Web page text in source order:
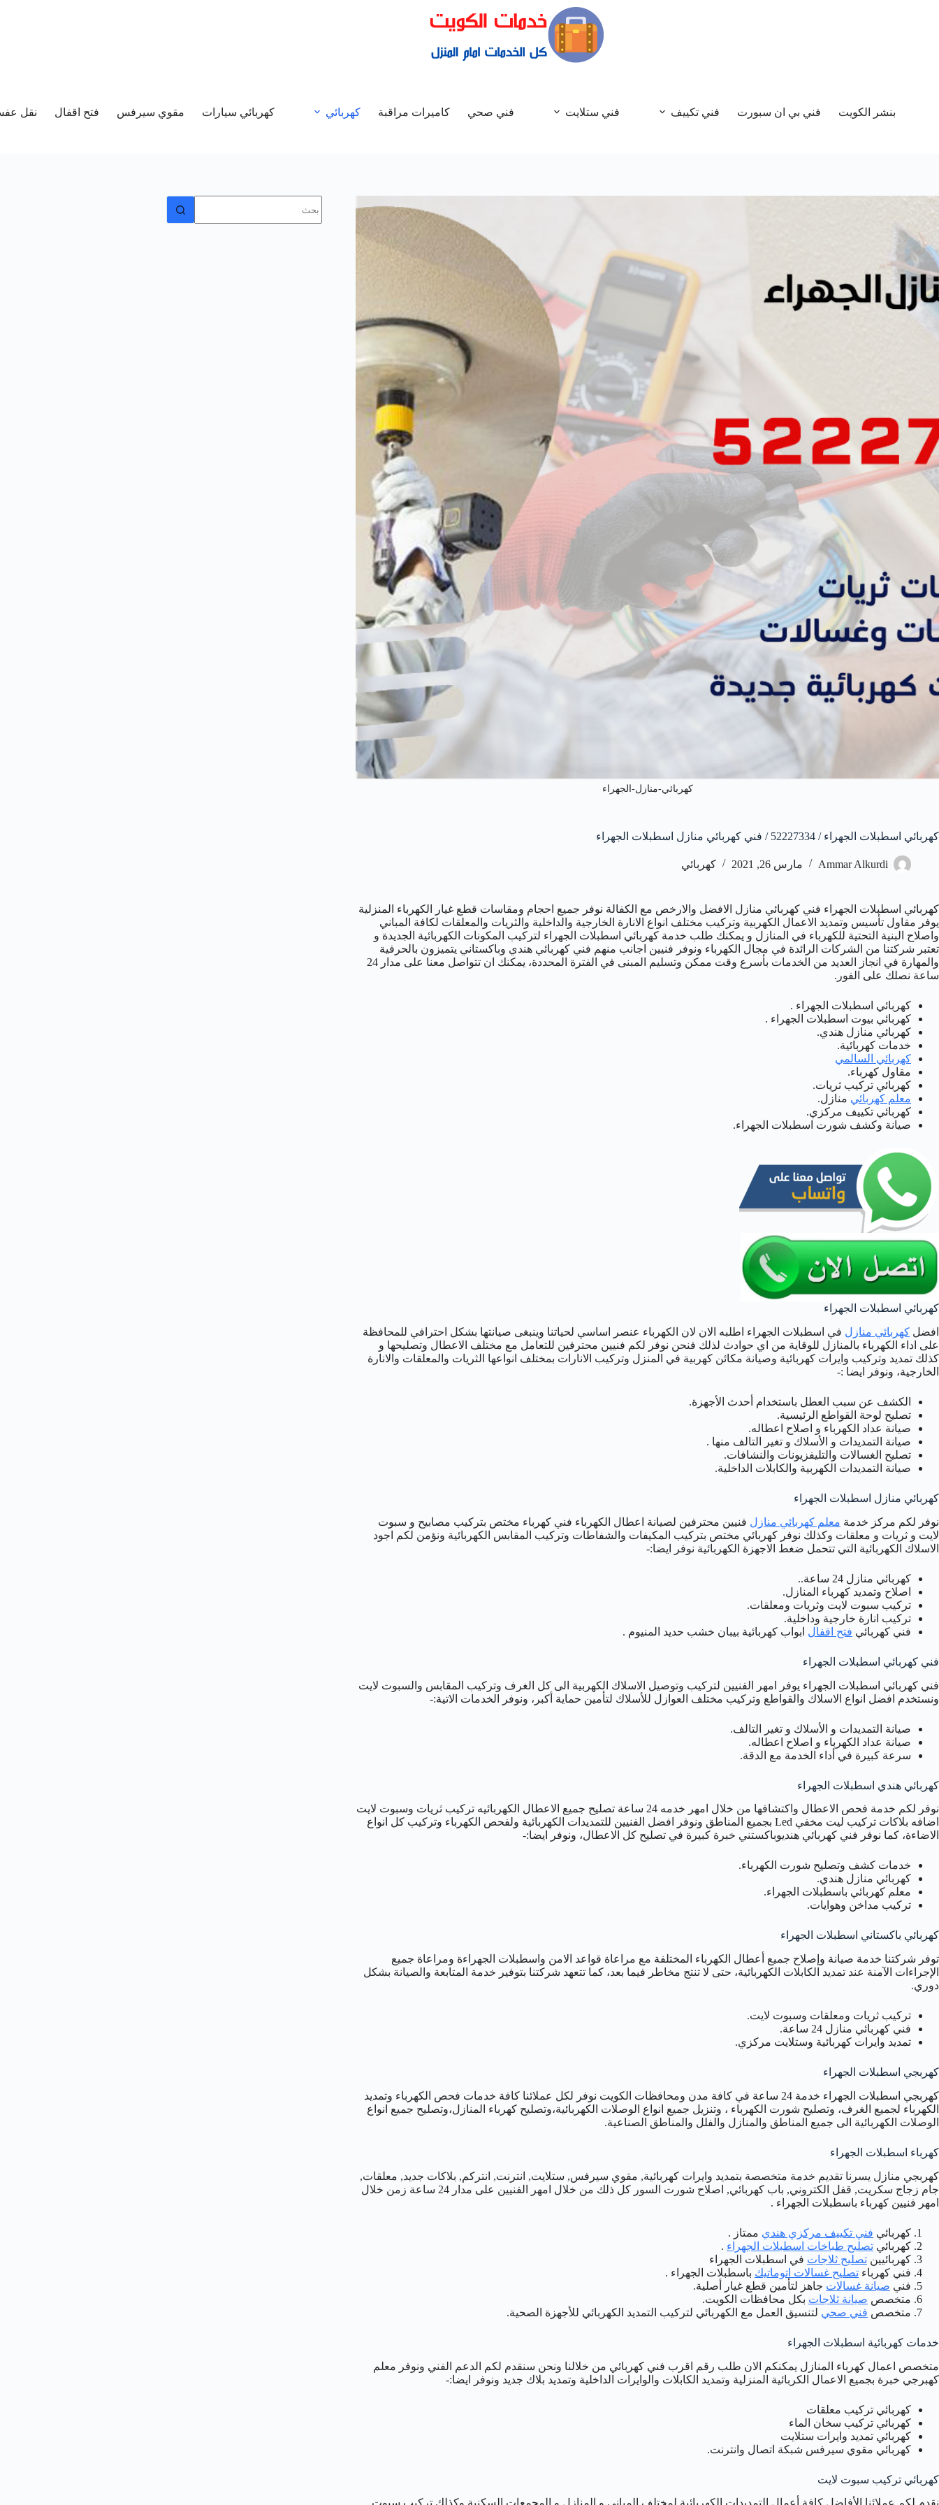
بنشر الكويت فني بي ان سبورت فني تكييف فني ستلايت فني صحي كاميرات مراقبة كهربائي كهربائي سيارات مقوي سيرفس فتح اقفال نقل
كهربائي-منازل-الجهراء
كهربائي اسطبلات الجهراء / 52227334 / فني كهربائي منازل اسطبلات الجهراء
Ammar Alkurdi مارس 26, 2021 كهربائي
كهربائي اسطبلات الجهراء فني كهربائي منازل الافضل والارخص مع الكفالة نوفر جميع احجام ومقاسات قطع غيار الكهرباء المنزلية
يوفر مقاول تأسيس وتمديد الاعمال الكهربية وتركيب مختلف انواع الانارة الخارجية والداخلية والثريات والمعلقات لكافة المباني
واصلاح البنية التحتية للكهرباء في المنازل و يمكنك طلب خدمة كهربائي اسطبلات الجهراء لتركيب المكونات الكهربائية الجديدة و
تعتبر شركتنا من الشركات الرائدة في مجال الكهرباء ونوفر فنيين اجانب منهم فني كهربائي هندي وباكستاني يتميزون بالحرفية
والمهارة في انجاز العديد من الخدمات بأسرع وقت ممكن وتسليم المبنى في الفترة المحددة، يمكنك ان تتواصل معنا على مدار 24
ساعة نصلك على الفور.
كهربائي اسطبلات الجهراء .
كهربائي بيوت اسطبلات الجهراء .
كهربائي منازل هندي.
خدمات كهربائية.
كهربائي السالمي
مقاول كهرباء.
كهربائي تركيب ثريات.
معلم كهربائي منازل.
كهربائي تكييف مركزي.
صيانة وكشف شورت اسطبلات الجهراء.
كهربائي اسطبلات الجهراء
افضل كهربائي منازل في اسطبلات الجهراء اطلبه الان لان الكهرباء عنصر اساسي لحياتنا وينبغى صيانتها بشكل احترافي للمحافظة
على اداء الكهرباء بالمنازل للوقاية من اي حوادث لذلك فنحن نوفر لكم فنيين محترفين للتعامل مع مختلف الاعطال وتصليحها و
كذلك تمديد وتركيب وايرات كهربائية وصيانة مكائن كهربية في المنزل وتركيب الانارات بمختلف انواعها الثريات والمعلقات والانارة
الخارجية، ونوفر ايضا :-
الكشف عن سبب العطل باستخدام أحدث الأجهزة.
تصليح لوحة القواطع الرئيسية.
صيانة عداد الكهرباء و اصلاح اعطاله.
صيانة التمديدات و الأسلاك و تغير التالف منها .
تصليح الغسالات والتليفزيونات والنشافات.
صيانة التمديدات الكهربية والكابلات الداخلية.
كهربائي منازل اسطبلات الجهراء
نوفر لكم مركز خدمة معلم كهربائي منازل فنيين محترفين لصيانة اعطال الكهرباء فني كهرباء مختص بتركيب مصابيح و سبوت
لايت و ثريات و معلقات وكذلك نوفر كهربائي مختص بتركيب المكيفات والشفاطات وتركيب المقابس الكهربائية ونؤمن لكم اجود
الاسلاك الكهربائية التي تتحمل ضغط الاجهزة الكهربائية نوفر ايضا:-
كهربائي منازل 24 ساعة..
اصلاح وتمديد كهرباء المنازل.
تركيب سبوت لايت وثريات ومعلقات.
تركيب انارة خارجية وداخلية.
فني كهربائي فتح اقفال ابواب كهربائية بيبان خشب حديد المنيوم .
فني كهربائي اسطبلات الجهراء
فني كهربائي اسطبلات الجهراء يوفر امهر الفنيين لتركيب وتوصيل الاسلاك الكهربية الى كل الغرف وتركيب المقابس والسبوت لايت
ونستخدم افضل انواع الاسلاك والقواطع وتركيب مختلف العوازل للأسلاك لتأمين حماية أكبر، ونوفر الخدمات الاتية:-
صيانة التمديدات و الأسلاك و تغير التالف.
صيانة عداد الكهرباء و اصلاح اعطاله.
سرعة كبيرة في أداء الخدمة مع الدقة.
كهربائي هندي اسطبلات الجهراء
نوفر لكم خدمة فحص الاعطال واكتشافها من خلال امهر خدمه 24 ساعة تصليح جميع الاعطال الكهربائيه تركيب ثريات وسبوت لايت
اضافه بلاكات تركيب ليت مخفي Led بجميع المناطق ونوفر افضل الفنيين للتمديدات الكهربائية ولفحص الكهرباء وتركيب كل انواع
الاضاءة، كما نوفر فني كهربائي هنديوباكستني خبرة كبيرة في تصليح كل الاعطال، ونوفر ايضا:-
خدمات كشف وتصليح شورت الكهرباء.
كهربائي منازل هندي.
معلم كهربائي باسطبلات الجهراء.
تركيب مداخن وهوايات.
كهربائي باكستاني اسطبلات الجهراء
توفر شركتنا خدمة صيانة وإصلاح جميع أعطال الكهرباء المختلفة مع مراعاة قواعد الامن واسطبلات الجهراءة ومراعاة جميع
الإجراءات الآمنة عند تمديد الكابلات الكهربائية، حتى لا تنتج مخاطر فيما بعد، كما تتعهد شركتنا بتوفير خدمة المتابعة والصيانة بشكل
دوري.
تركيب ثريات ومعلقات وسبوت لايت.
فني كهربائي منازل 24 ساعة.
تمديد وايرات كهربائية وستلايت مركزي.
كهربجي اسطبلات الجهراء
كهربجي اسطبلات الجهراء خدمة 24 ساعة في كافة مدن ومحافظات الكويت نوفر لكل عملائنا كافة خدمات فحص الكهرباء وتمديد
الكهرباء لجميع الغرف، وتصليح شورت الكهرباء ، وتنزيل جميع انواع الوصلات الكهربائية،وتصليح كهرباء المنازل،وتصليح جميع انواع
الوصلات الكهربائية الى جميع المناطق والمنازل والفلل والمناطق الصناعية.
كهرباء اسطبلات الجهراء
كهربجي منازل يسرنا تقديم خدمة متخصصة بتمديد وايرات كهربائية, مقوي سيرفس, ستلايت, انترنت, انتركم, بلاكات جديد, معلقات,
جام زجاج سكريت, قفل الكتروني, باب كهربائي, اصلاح شورت السور كل ذلك من خلال امهر الفنيين على مدار 24 ساعة زمن خلال
امهر فنيين كهرباء باسطبلات الجهراء .
كهربائي فني تكييف مركزي هندي ممتاز .
كهربائي تصليح طباخات اسطبلات الجهراء .
كهربائيين تصليح ثلاجات في اسطبلات الجهراء
فني كهرباء تصليح غسالات اتوماتيك باسطبلات الجهراء .
فني صيانة غسالات جاهز لتأمين قطع غيار أصلية.
متخصص صيانة ثلاجات بكل محافظات الكويت.
متخصص فني صحي لتنسيق العمل مع الكهربائي لتركيب التمديد الكهربائي للأجهزة الصحية.
خدمات كهربائية اسطبلات الجهراء
متخصص اعمال كهرباء المنازل يمكنكم الان طلب رقم اقرب فني كهربائي من خلالنا ونحن سنقدم لكم الدعم الفني ونوفر معلم
كهبرجي خبرة بجميع الاعمال الكربائية المنزلية وتمديد الكابلات والوايرات الداخلية وتمديد بلاك جديد ونوفر ايضا:-
كهربائي تركيب معلقات
كهربائي تركيب سخان الماء
كهربائي تمديد وايرات ستلايت
كهربائي مقوي سيرفس شبكة اتصال وانترنت.
كهربائي تركيب سبوت لايت